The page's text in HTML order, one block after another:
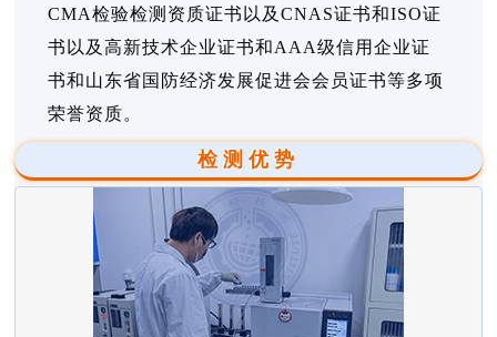
CMA检验检测资质证书以及CNAS证书和ISO证
书以及高新技术企业证书和AAA级信用企业证
书和山东省国防经济发展促进会会员证书等多项
荣誉资质。
检测优势